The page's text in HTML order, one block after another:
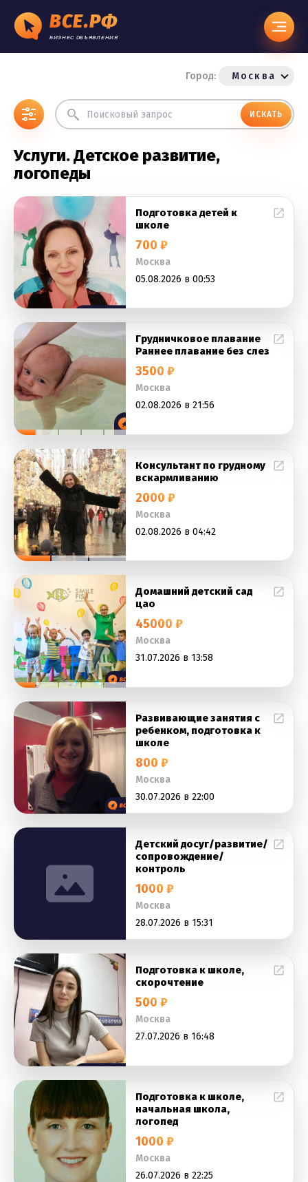
ВСЕ.РФ
БИЗНЕС ОБЪЯВЛЕНИЯ
Город: Москва
ИСКАТЬ
Услуги. Детское развитие,
логопеды
Подготовка детей к
школе
700 ₽
Москва
05.08.2026 в 00:53
Грудничковое плавание
Раннее плавание без слез
3500 ₽
Москва
02.08.2026 в 21:56
Консультант по грудному
вскармливанию
2000 ₽
Москва
02.08.2026 в 04:42
Домашний детский сад
цао
45000 ₽
Москва
31.07.2026 в 13:58
Развивающие занятия с
ребенком, подготовка к
школе
800 ₽
Москва
30.07.2026 в 22:00
Детский досуг/развитие/
сопровождение/
контроль
1000 ₽
Москва
28.07.2026 в 15:31
Подготовка к школе,
скорочтение
500 ₽
Москва
27.07.2026 в 16:48
Подготовка к школе,
начальная школа,
логопед
1000 ₽
Москва
26.07.2026 в 22:25